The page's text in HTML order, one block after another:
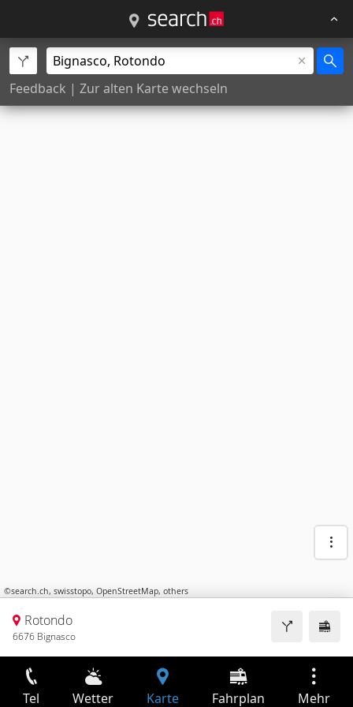
Feedback | Zur alten Karte wechseln
©search.ch, swisstopo, OpenStreetMap, others
Rotondo
6676 Bignasco
Tel Wetter Karte Fahrplan Mehr